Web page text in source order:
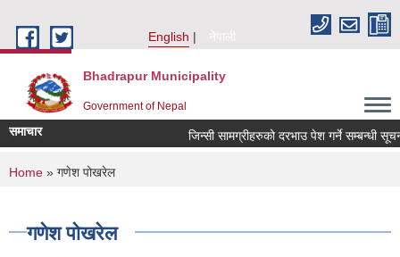
English
नेपाली
Bhadrapur Municipality
Government of Nepal
समाचार जिन्सी सामग्रीहरुको दरभाउ पेश गर्ने सम्बन्धी सूचना
You are here
Home » गणेश पोखरेल
गणेश पोखरेल